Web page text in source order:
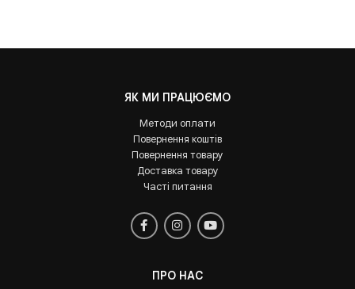
ЯК МИ ПРАЦЮЄМО
Методи оплати
Повернення коштів
Повернення товару
Доставка товару
Часті питання
ПРО НАС